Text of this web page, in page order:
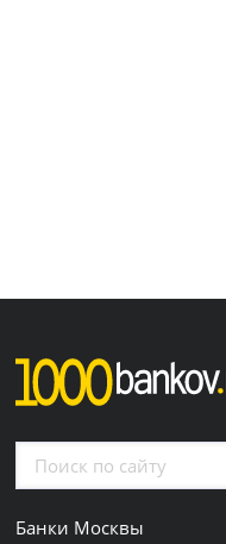
Банки Москвы